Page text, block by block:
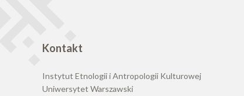
Kontakt
Instytut Etnologii i Antropologii Kulturowej
Uniwersytet Warszawski